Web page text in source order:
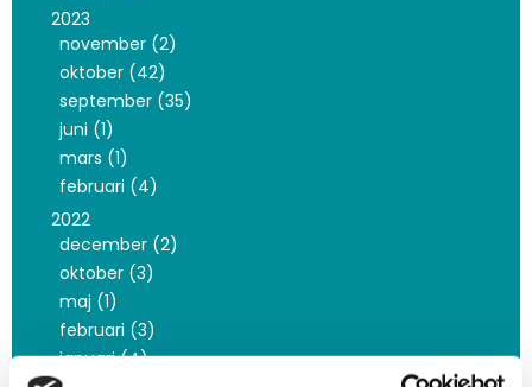
2023
november (2)
oktober (42)
september (35)
juni (1)
mars (1)
februari (4)
2022
december (2)
oktober (3)
maj (1)
februari (3)
januari (4)